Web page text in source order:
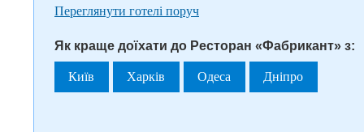
Переглянути готелі поруч
Як краще доїхати до Ресторан «Фабрикант» з:
Київ Харків Одеса Дніпро